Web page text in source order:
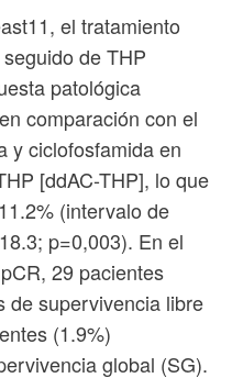
el tratamiento
de THP
patológica
comparación con el
y ciclofosfamida en
[ddAC-THP], lo que
(intervalo de
p=0,003). En el
29 pacientes
de supervivencia libre
(1.9%)
global (SG).